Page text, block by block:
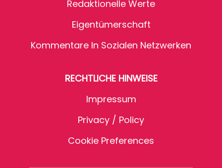
Redaktionelle Werte
Eigentümerschaft
Kommentare In Sozialen Netzwerken
RECHTLICHE HINWEISE
Impressum
Privacy / Policy
Cookie Preferences